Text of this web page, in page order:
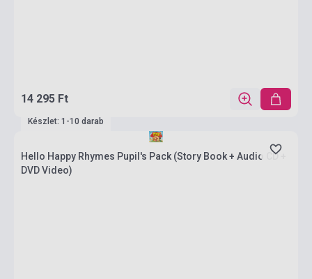
14 295 Ft
Készlet: 1-10 darab
Hello Happy Rhymes Pupil's Pack (Story Book + Audio CD +
DVD Video)